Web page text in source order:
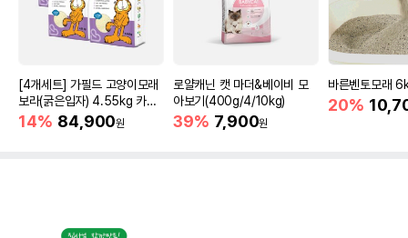
[4개세트] 가필드 고양이모래
보라(굵은입자) 4.55kg 카사
바모래
14% 84,900원
로얄캐닌 캣 마더&베이비 모
아보기(400g/4/10kg)
39% 7,900원
바른벤토모래
20%